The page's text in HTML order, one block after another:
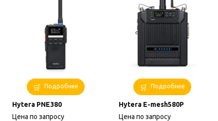
Подробнее
Hytera PNE380
Цена по запросу
Подробнее
Hytera E-mesh580P
Цена по запросу